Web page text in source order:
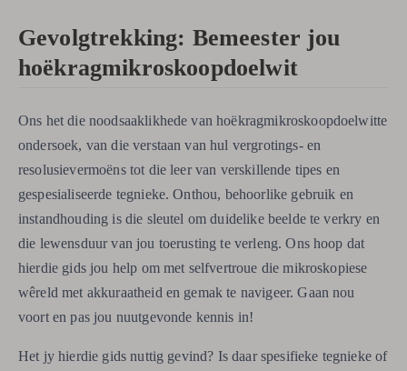
Gevolgtrekking: Bemeester jou
hoëkragmikroskoopdoelwit
Ons het die noodsaaklikhede van hoëkragmikroskoopdoelwitte
ondersoek, van die verstaan ​​van hul vergrotings- en
resolusievermoëns tot die leer van verskillende tipes en
gespesialiseerde tegnieke. Onthou, behoorlike gebruik en
instandhouding is die sleutel om duidelike beelde te verkry en
die lewensduur van jou toerusting te verleng. Ons hoop dat
hierdie gids jou help om met selfvertroue die mikroskopiese
wêreld met akkuraatheid en gemak te navigeer. Gaan nou
voort en pas jou nuutgevonde kennis in!
Het jy hierdie gids nuttig gevind? Is daar spesifieke tegnieke of